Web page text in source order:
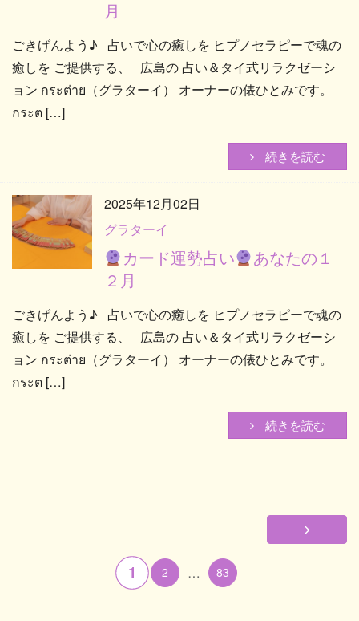
月
ごきげんよう♪ 占いで心の癒しを ヒプノセラピーで魂の
癒しを ご提供する、 広島の 占い＆タイ式リラクゼーシ
ョン กระต่าย（グラターイ） オーナーの俵ひとみです。
กระต […]
続きを読む
カード運勢占い
あなたの１
２月
2025年12月02日
グラターイ
ごきげんよう♪ 占いで心の癒しを ヒプノセラピーで魂の
癒しを ご提供する、 広島の 占い＆タイ式リラクゼーシ
ョン กระต่าย（グラターイ） オーナーの俵ひとみです。
กระต […]
続きを読む
1 2 … 83